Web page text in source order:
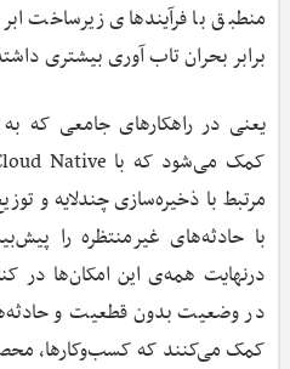
منطبق با فرآیندهای زیرساخت
برابر بحران تاب آوری بیشتری
یعنی در راهکارهای جامعی که
مرتبط با ذخیره‌سازی‌ چندلایه و
با حادثه‌های غیرمنتظره را
در وضعیت بدون‌ قطعیت و
کمک می‌کنند که کسب‌وکارها،